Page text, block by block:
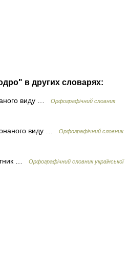
в других словарях:
виду …
Орфографічний словник
виду …
Орфографічний словник
…
Орфографічний словник української